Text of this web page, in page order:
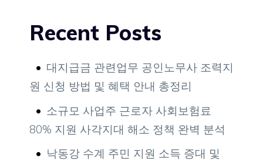
Recent Posts
대지급금 관련업무 공인노무사 조력지
원 신청 방법 및 혜택 안내 총정리
소규모 사업주 근로자 사회보험료
80% 지원 사각지대 해소 정책 완벽 분석
낙동강 수계 주민 지원 소득 증대 및